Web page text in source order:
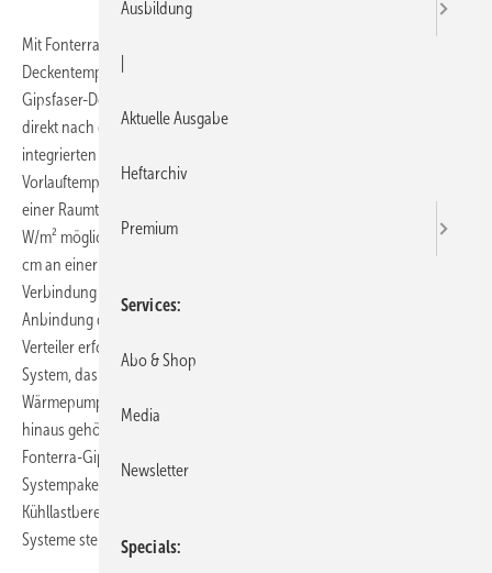
Mit Fonterra Top 12 bietet Viega ein neues System zur
Deckentemperierung an. Die in drei Abmessungen lieferbaren
Gipsfaser-Deckenplatten sind so weit vorkonfektioniert, dass sie
direkt nach der Montage und dem Anschluss der werkseitig
integrierten Polybuten-Rohre gestrichen werden können. Bei einer
Vorlauftemperatur von 16 °C, einer Rücklauftemperatur von 19 °C und
einer Raumtemperatur von 26 °C sind Kühlleistungen von bis zu 42
W/m² möglich. Die Deckenplatten werden im Rasterabstand von 33,3
cm an einer bauseitigen Unterkonstruktion aus Metall befestigt. Die
Verbindung der einzelnen Deckenplatten untereinander sowie die
Anbindung des Heiz-/Kühlkreises in der abgehängten Decke an den
Verteiler erfolgt in Pressverbindungstechnik. Geregelt wird das
System, das besonders effizient in Verbindung mit einer reversiblen
Wärmepumpe heizt oder kühlt, über einen Raumthermostat. Darüber
hinaus gehören Polybuten-Rohre zur Anbindung, Pressverbinder und
Fonterra-Gipsfaserplatten für inaktive Deckenbereiche zum
Systempaket. Zur Auslegung bietet Viega Programme für die Heiz- und
Kühllastberechnung sowie die Rohrnetzberechnung an. Bei größeren
Systeme steht der Viega-Planerservice beratend zur Seite.
Ausbildung
Aktuelle Ausgabe
Heftarchiv
Premium
Services
Abo & Shop
Media
Newsletter
Specials